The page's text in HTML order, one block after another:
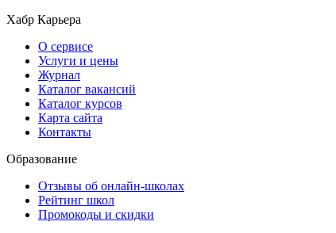
Хабр Карьера
О сервисе
Услуги и цены
Журнал
Каталог вакансий
Каталог курсов
Карта сайта
Контакты
Образование
Отзывы об онлайн-школах
Рейтинг школ
Промокоды и скидки